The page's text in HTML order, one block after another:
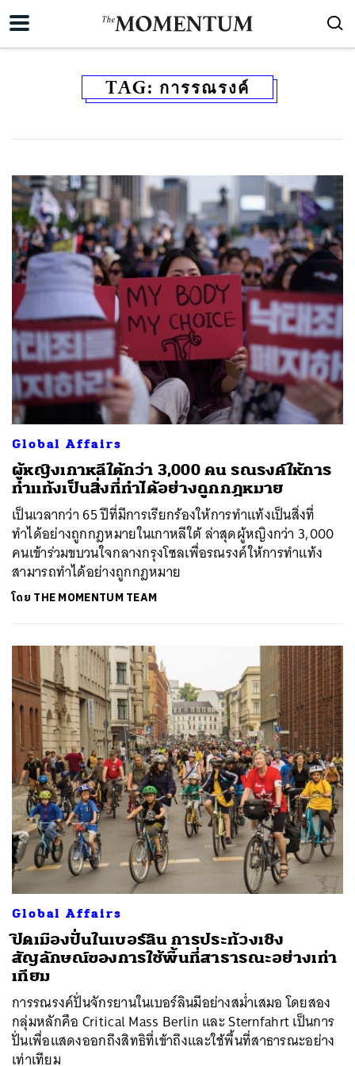
TAG: การรณรงค์
Global Affairs
ผู้หญิงเกาหลีใต้กว่า 3,000 คน รณรงค์ให้การ
ทำแท้งเป็นสิ่งที่ทำได้อย่างถูกกฎหมาย
เป็นเวลากว่า 65 ปีที่มีการเรียกร้องให้การทำแท้งเป็นสิ่งที่
ทำได้อย่างถูกกฎหมายในเกาหลีใต้ ล่าสุดผู้หญิงกว่า 3,000
คนเข้าร่วมขบวนใจกลางกรุงโซลเพื่อรณรงค์ให้การทำแท้ง
สามารถทำได้อย่างถูกกฎหมาย
โดย THE MOMENTUM TEAM
Global Affairs
ปิดเมืองปั่นในเบอร์ลิน การประท้วงเชิง
สัญลักษณ์ของการใช้พื้นที่สาธารณะอย่างเท่า
เทียม
การรณรงค์ปั่นจักรยานในเบอร์ลินมีอย่างสม่ำเสมอ โดยสอง
กลุ่มหลักคือ Critical Mass Berlin และ Sternfahrt เป็นการ
ปั่นเพื่อแสดงออกถึงสิทธิที่เข้าถึงและใช้พื้นที่สาธารณะอย่าง
เท่าเทียม
SHARE TWEET EMAIL